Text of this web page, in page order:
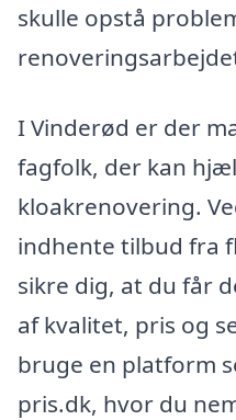
skulle opstå
I Vinderød er der
fagfolk, der kan
kloakrenovering.
indhente tilbud fra
sikre dig, at du får
af kvalitet, pris og
bruge en platform
pris.dk, hvor du